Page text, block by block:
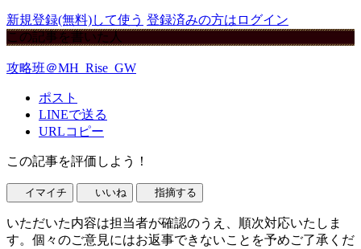
新規登録(無料)して使う 登録済みの方はログイン
この記事を書いた人
攻略班＠MH_Rise_GW
ポスト
LINEで送る
URLコピー
この記事を評価しよう！
イマイチ いいね 指摘する
いただいた内容は担当者が確認のうえ、順次対応いたしま
す。個々のご意見にはお返事できないことを予めご了承くだ